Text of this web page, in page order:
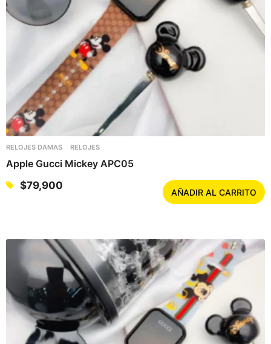
RELOJES DAMAS RELOJES
Apple Gucci Mickey APC05
$79,900
AÑADIR AL CARRITO